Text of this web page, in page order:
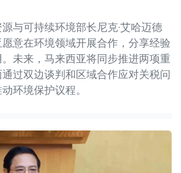
与可持续环境部长尼克·艾哈迈德
意在环境领域开展合作，分享经验
未来，马来西亚将同步推进两项重
过双边谈判和区域合作应对关税问
环境保护议程。